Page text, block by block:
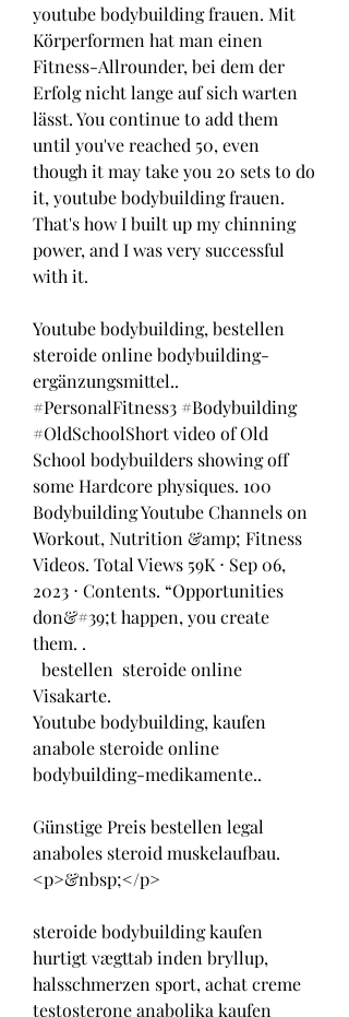
youtube bodybuilding frauen. Mit
Körperformen hat man einen
Fitness-Allrounder, bei dem der
Erfolg nicht lange auf sich warten
lässt. You continue to add them
until you've reached 50, even
though it may take you 20 sets to do
it, youtube bodybuilding frauen.
That's how I built up my chinning
power, and I was very successful
with it.
Youtube bodybuilding, bestellen
steroide online bodybuilding-
ergänzungsmittel..
#PersonalFitness3 #Bodybuilding
#OldSchoolShort video of Old
School bodybuilders showing off
some Hardcore physiques. 100
Bodybuilding Youtube Channels on
Workout, Nutrition &amp; Fitness
Videos. Total Views 59K ⋅ Sep 06,
2023 ⋅ Contents. “Opportunities
don&#39;t happen, you create
them. .
Visakarte.
Youtube bodybuilding, kaufen
anabole steroide online
bodybuilding-medikamente..
Günstige Preis bestellen legal
anaboles steroid muskelaufbau.
<p>&nbsp;</p>
steroide bodybuilding kaufen
hurtigt vægttab inden bryllup,
halsschmerzen sport, achat creme
testosterone anabolika kaufen